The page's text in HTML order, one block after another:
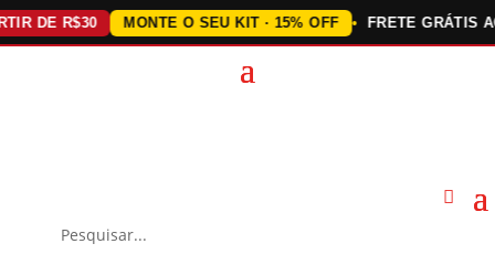
DE R$30 MONTE O SEU KIT · 15% OFF FRETE GRÁTIS